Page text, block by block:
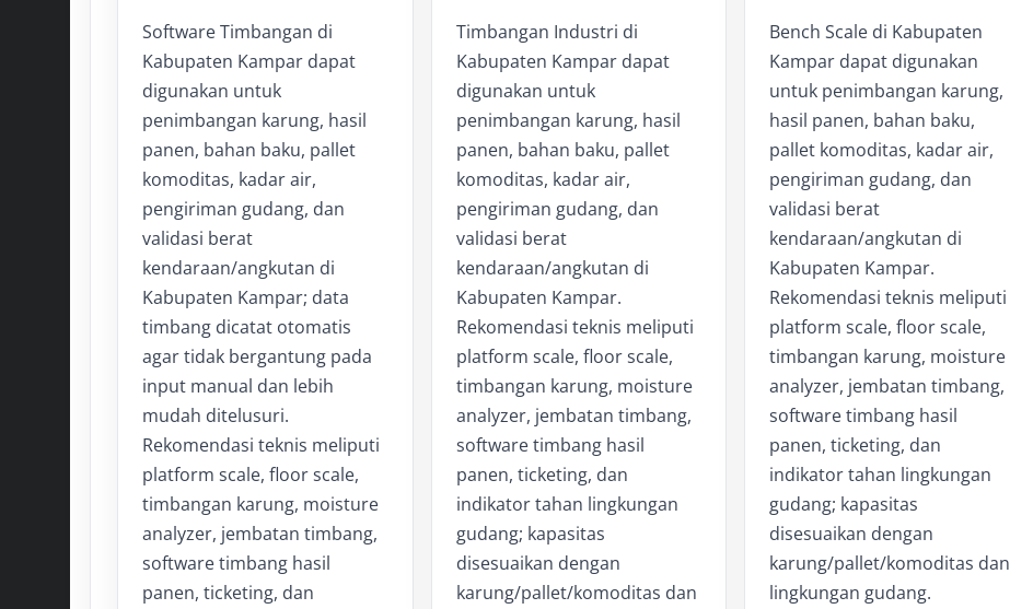
Software Timbangan di
Kabupaten Kampar dapat
digunakan untuk
penimbangan karung, hasil
panen, bahan baku, pallet
komoditas, kadar air,
pengiriman gudang, dan
validasi berat
kendaraan/angkutan di
Kabupaten Kampar; data
timbang dicatat otomatis
agar tidak bergantung pada
input manual dan lebih
mudah ditelusuri.
Rekomendasi teknis meliputi
platform scale, floor scale,
timbangan karung, moisture
analyzer, jembatan timbang,
software timbang hasil
panen, ticketing, dan
Timbangan Industri di
Kabupaten Kampar dapat
digunakan untuk
penimbangan karung, hasil
panen, bahan baku, pallet
komoditas, kadar air,
pengiriman gudang, dan
validasi berat
kendaraan/angkutan di
Kabupaten Kampar.
Rekomendasi teknis meliputi
platform scale, floor scale,
timbangan karung, moisture
analyzer, jembatan timbang,
software timbang hasil
panen, ticketing, dan
indikator tahan lingkungan
gudang; kapasitas
disesuaikan dengan
karung/pallet/komoditas dan
Bench Scale di Kabupaten
Kampar dapat digunakan
untuk penimbangan karung,
hasil panen, bahan baku,
pallet komoditas, kadar air,
pengiriman gudang, dan
validasi berat
kendaraan/angkutan di
Kabupaten Kampar.
Rekomendasi teknis meliputi
platform scale, floor scale,
timbangan karung, moisture
analyzer, jembatan timbang,
software timbang hasil
panen, ticketing, dan
indikator tahan lingkungan
gudang; kapasitas
disesuaikan dengan
karung/pallet/komoditas dan
lingkungan gudang.